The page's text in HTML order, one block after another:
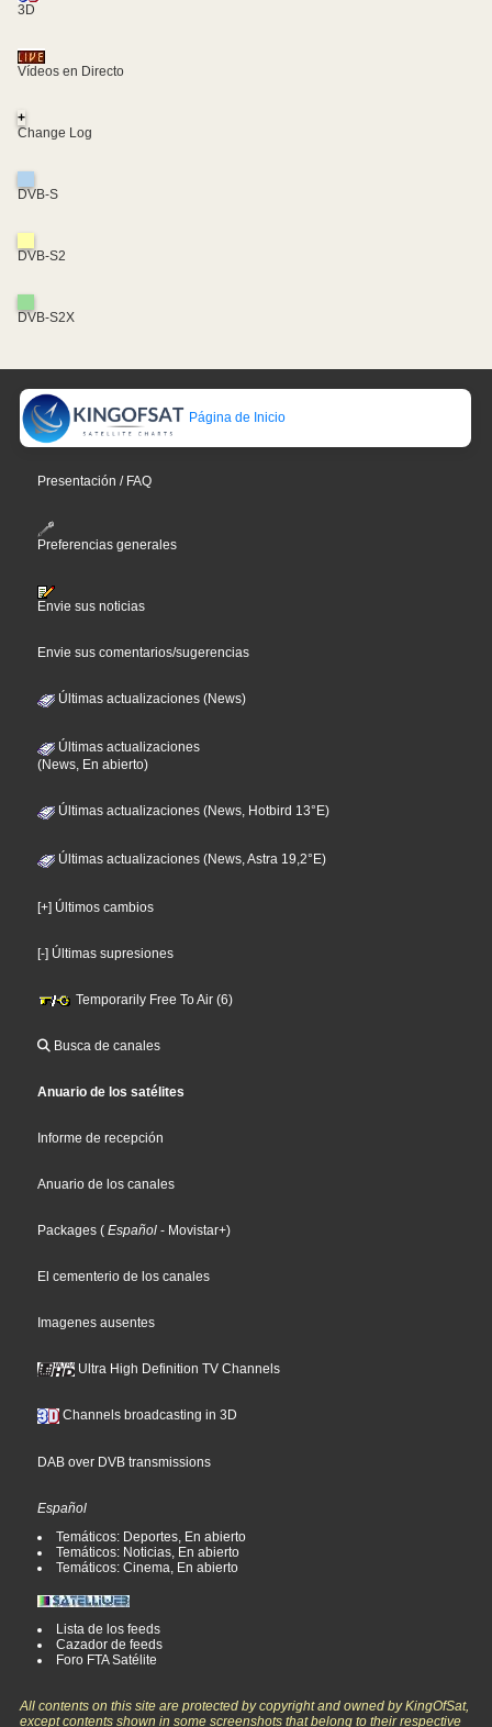
3D
Vídeos en Directo
+
Change Log
DVB-S
DVB-S2
DVB-S2X
Página de Inicio
Presentación / FAQ
Preferencias generales
Envie sus noticias
Envie sus comentarios/sugerencias
Últimas actualizaciones (News)
Últimas actualizaciones
(News, En abierto)
Últimas actualizaciones (News, Hotbird 13°E)
Últimas actualizaciones (News, Astra 19,2°E)
[+] Últimos cambios
[-] Últimas supresiones
Temporarily Free To Air (6)
Busca de canales
Anuario de los satélites
Informe de recepción
Anuario de los canales
Packages ( Español - Movistar+)
El cementerio de los canales
Imagenes ausentes
Ultra High Definition TV Channels
Channels broadcasting in 3D
DAB over DVB transmissions
Español
Temáticos: Deportes, En abierto
Temáticos: Noticias, En abierto
Temáticos: Cinema, En abierto
Lista de los feeds
Cazador de feeds
Foro FTA Satélite
All contents on this site are protected by copyright and owned by KingOfSat,
except contents shown in some screenshots that belong to their respective